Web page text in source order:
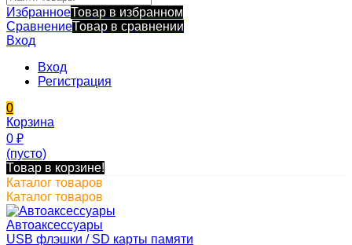
ИзбранноеТовар в избранном
СравнениеТовар в сравнении
Вход
Вход
Регистрация
0
Корзина
0 ₽
(пусто)
Товар в корзине!
Каталог товаров
Каталог товаров
Автоаксессуары
USB флэшки / SD карты памяти